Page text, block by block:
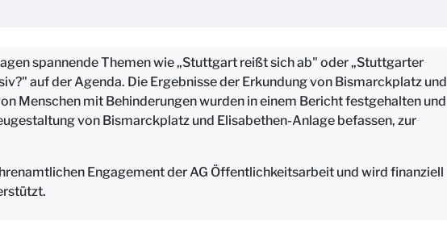
spannende Themen wie „Stuttgart reißt sich ab" oder „Stuttgarter
auf der Agenda. Die Ergebnisse der Erkundung von Bismarckplatz und
Menschen mit Behinderungen wurden in einem Bericht festgehalten und
von Bismarckplatz und Elisabethen-Anlage befassen, zur
Engagement der AG Öffentlichkeitsarbeit und wird finanziell